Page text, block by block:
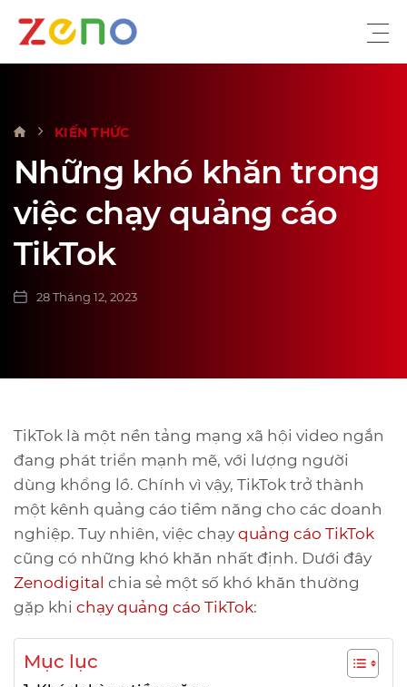
DỊCH VỤ
KIẾN THỨC
SỰ KIỆN
TUYỂN DỤNG
LIÊN HỆ
KIẾN THỨC
Những khó khăn trong
việc chạy quảng cáo
TikTok
28 Tháng 12, 2023
TikTok là một nền tảng mạng xã hội video ngắn
đang phát triển mạnh mẽ, với lượng người
dùng khổng lồ. Chính vì vậy, TikTok trở thành
một kênh quảng cáo tiềm năng cho các doanh
nghiệp. Tuy nhiên, việc chạy quảng cáo TikTok
cũng có những khó khăn nhất định. Dưới đây
Zenodigital chia sẻ một số khó khăn thường
gặp khi chạy quảng cáo TikTok:
Mục lục